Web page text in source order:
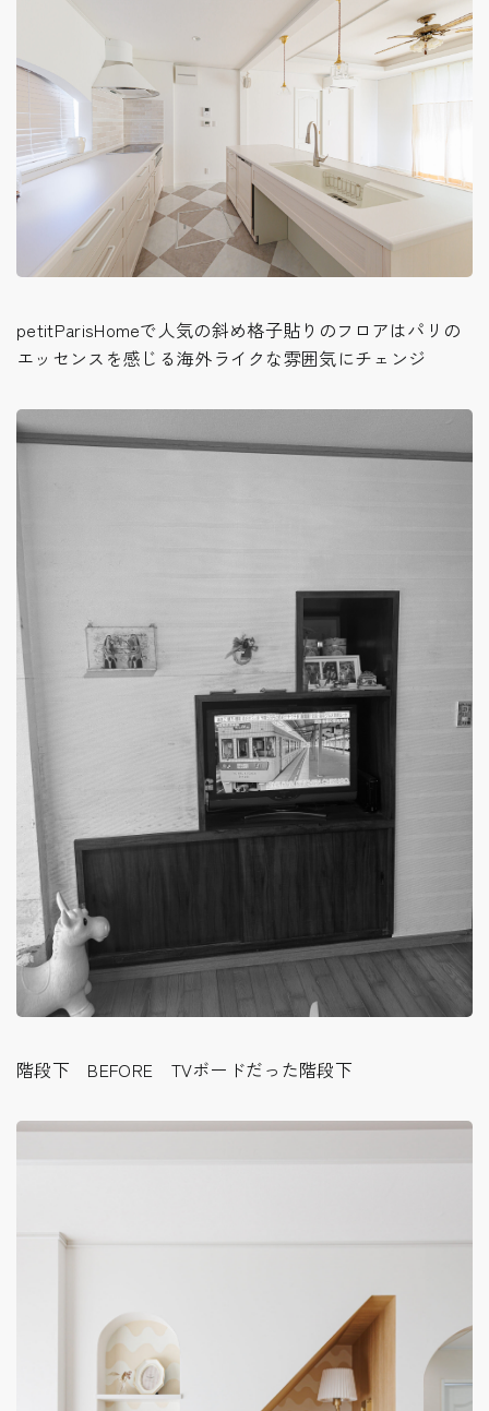
petitParisHomeで人気の斜め格子貼りのフロアはパリの
エッセンスを感じる海外ライクな雰囲気にチェンジ
階段下 BEFORE TVボードだった階段下